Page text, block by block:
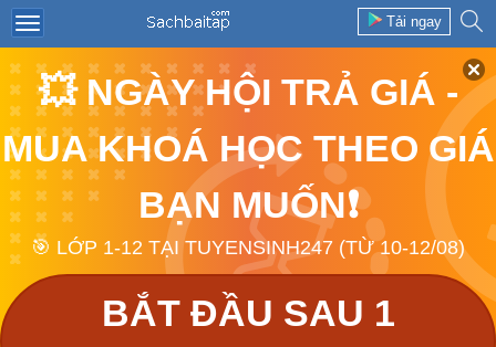
Tải ngay
💥 NGÀY HỘI TRẢ GIÁ -
MUA KHOÁ HỌC THEO GIÁ
BẠN MUỐN❗
🎯 LỚP 1-12 TẠI TUYENSINH247 (TỪ 10-12/08)
BẮT ĐẦU SAU 1